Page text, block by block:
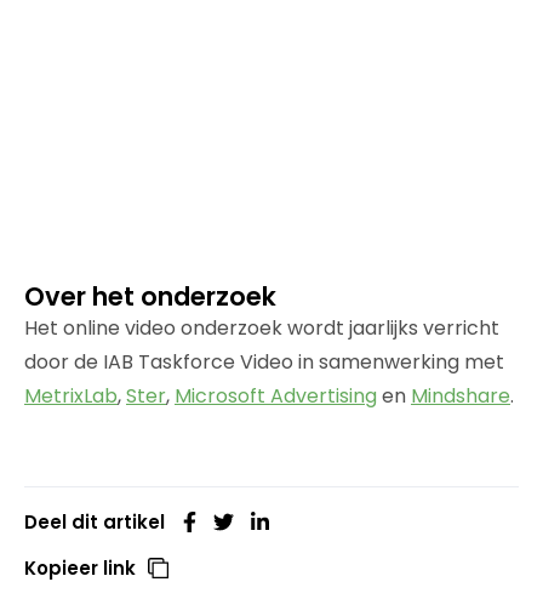
Over het onderzoek
Het online video onderzoek wordt jaarlijks verricht
door de IAB Taskforce Video in samenwerking met
MetrixLab,Ster, Microsoft Advertising en Mindshare.
Deel dit artikel
Kopieer link